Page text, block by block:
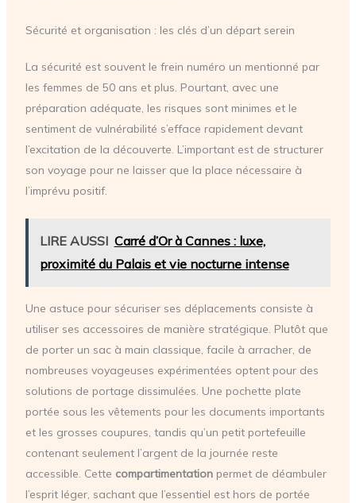
Sécurité et organisation : les clés d’un départ serein
La sécurité est souvent le frein numéro un mentionné par
les femmes de 50 ans et plus. Pourtant, avec une
préparation adéquate, les risques sont minimes et le
sentiment de vulnérabilité s’efface rapidement devant
l’excitation de la découverte. L’important est de structurer
son voyage pour ne laisser que la place nécessaire à
l’imprévu positif.
LIRE AUSSI Carré d’Or à Cannes : luxe,
proximité du Palais et vie nocturne intense
Une astuce pour sécuriser ses déplacements consiste à
utiliser ses accessoires de manière stratégique. Plutôt que
de porter un sac à main classique, facile à arracher, de
nombreuses voyageuses expérimentées optent pour des
solutions de portage dissimulées. Une pochette plate
portée sous les vêtements pour les documents importants
et les grosses coupures, tandis qu’un petit portefeuille
contenant seulement l’argent de la journée reste
accessible. Cette compartimentationpermet de déambuler
l’esprit léger, sachant que l’essentiel est hors de portée